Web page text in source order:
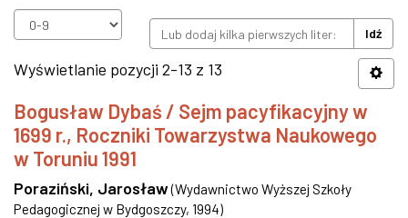
Idź
Wyświetlanie pozycji 2-13 z 13
Bogusław Dybaś / Sejm pacyfikacyjny w
1699 r., Roczniki Towarzystwa Naukowego
w Toruniu 1991
Poraziński, Jarosław(Wydawnictwo Wyższej Szkoły
Pedagogicznej w Bydgoszczy, 1994)